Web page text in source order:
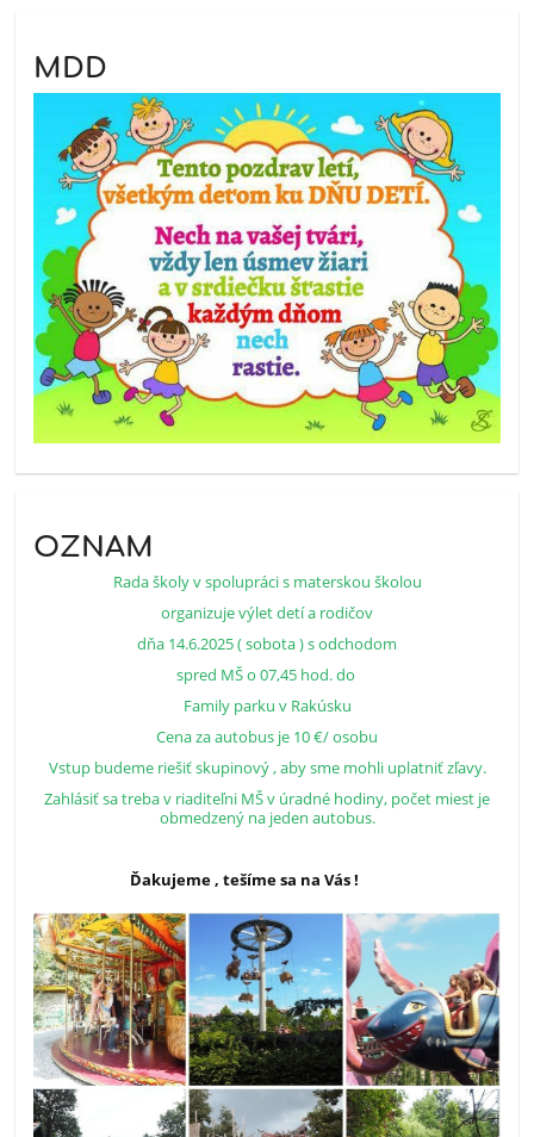
MDD
OZNAM
Rada školy v spolupráci s materskou školou
organizuje výlet detí a rodičov
dňa 14.6.2025 ( sobota ) s odchodom
spred MŠ o 07,45 hod. do
Family parku v Rakúsku
Cena za autobus je 10 €/ osobu
Vstup budeme riešiť skupinový , aby sme mohli uplatniť zľavy.
Zahlásiť sa treba v riaditeľni MŠ v úradné hodiny, počet miest je
obmedzený na jeden autobus.
Ďakujeme , tešíme sa na Vás !